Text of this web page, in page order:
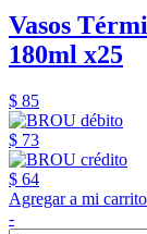
Vasos
180ml x25
$ 85
$ 73
$ 64
Agregar a mi carrito
-